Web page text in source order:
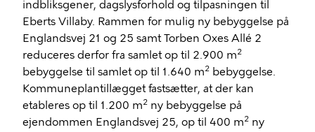
indbliksgener, dagslysforhold og tilpasningen til
Eberts Villaby. Rammen for mulig ny bebyggelse på
Englandsvej 21 og 25 samt Torben Oxes Allé 2
reduceres derfor fra samlet op til 2.900 m2
bebyggelse til samlet op til 1.640 m2 bebyggelse.
Kommuneplantillægget fastsætter, at der kan
etableres op til 1.200 m2 ny bebyggelse på
ejendommen Englandsvej 25, op til 400 m2 ny